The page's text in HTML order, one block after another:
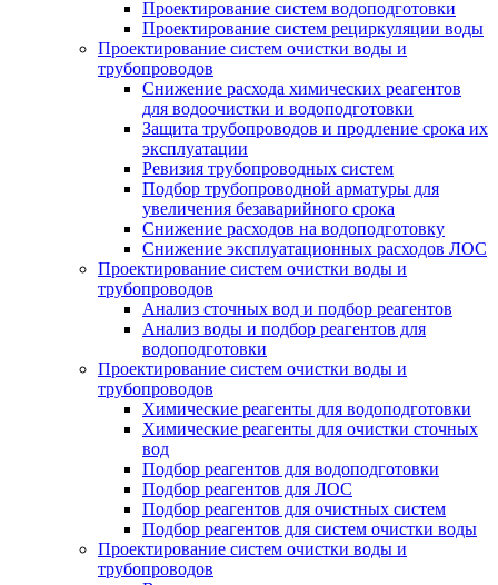
Проектирование систем водоподготовки
Проектирование систем рециркуляции воды
Проектирование систем очистки воды и
трубопроводов
Снижение расхода химических реагентов
для водоочистки и водоподготовки
Защита трубопроводов и продление срока их
эксплуатации
Ревизия трубопроводных систем
Подбор трубопроводной арматуры для
увеличения безаварийного срока
Снижение расходов на водоподготовку
Снижение эксплуатационных расходов ЛОС
Проектирование систем очистки воды и
трубопроводов
Анализ сточных вод и подбор реагентов
Анализ воды и подбор реагентов для
водоподготовки
Проектирование систем очистки воды и
трубопроводов
Химические реагенты для водоподготовки
Химические реагенты для очистки сточных
вод
Подбор реагентов для водоподготовки
Подбор реагентов для ЛОС
Подбор реагентов для очистных систем
Подбор реагентов для систем очистки воды
Проектирование систем очистки воды и
трубопроводов